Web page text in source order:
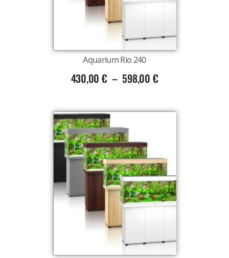
Aquarium Rio 240
430,00 € – 598,00 €